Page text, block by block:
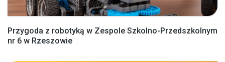
Przygoda z robotyką w Zespole Szkolno-Przedszkolnym
nr 6 w Rzeszowie